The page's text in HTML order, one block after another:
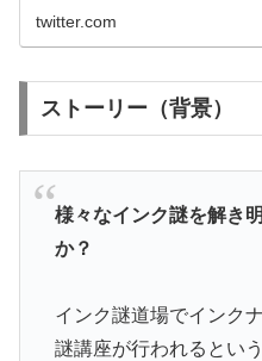
twitter.com
ストーリー（背景）
様々なインク謎を解き
か？
インク謎道場でインク
謎講座が行われるとい